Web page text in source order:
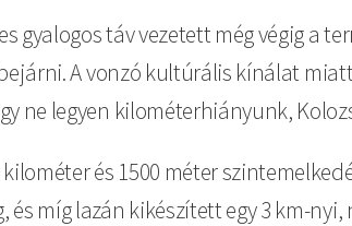
gyalogos táv vezetett még végig a
A vonzó kultúrális kínálat
ne legyen kilométerhiányunk,
és 1500 méter
míg lazán kikészített egy 3 km-